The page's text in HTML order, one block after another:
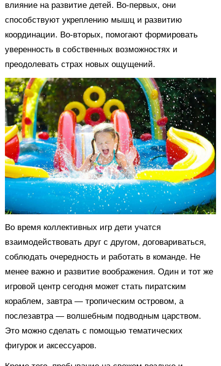
влияние на развитие детей. Во-первых, они
способствуют укреплению мышц и развитию
координации. Во-вторых, помогают формировать
уверенность в собственных возможностях и
преодолевать страх новых ощущений.
Во время коллективных игр дети учатся
взаимодействовать друг с другом, договариваться,
соблюдать очередность и работать в команде. Не
менее важно и развитие воображения. Один и тот же
игровой центр сегодня может стать пиратским
кораблем, завтра — тропическим островом, а
послезавтра — волшебным подводным царством.
Это можно сделать с помощью тематических
фигурок и аксессуаров.